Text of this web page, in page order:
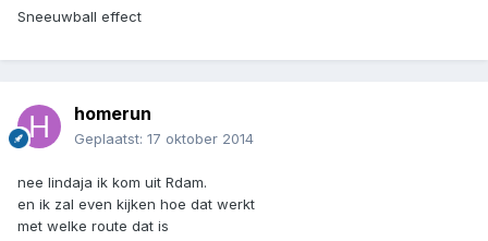
Sneeuwball effect
homerun
Geplaatst: 17 oktober 2014
nee lindaja ik kom uit Rdam.
en ik zal even kijken hoe dat werkt
met welke route dat is